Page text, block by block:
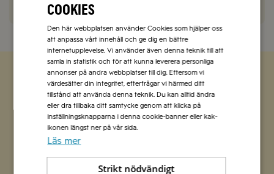
Zetas populära nyhetsbrev
Missa inte att vi har flera olika nyhetsbrev som
förenklar vardagen och förgyller helgen med
cookies
Den här webbplatsen använder Cookies som hjälper oss
att anpassa vårt innehåll och ge dig en bättre
internetupplevelse. Vi använder även denna teknik till att
samla in statistik och för att kunna leverera personliga
annonser på andra webbplatser till dig. Eftersom vi
värdesätter din integritet, efterfrågar vi härmed ditt
tillstånd att använda denna teknik. Du kan alltid ändra
eller dra tillbaka ditt samtycke genom att klicka på
inställningsknapparna i denna cookie-banner eller kak-
ikonen längst ner på vår sida.
Läs mer
Strikt nödvändigt